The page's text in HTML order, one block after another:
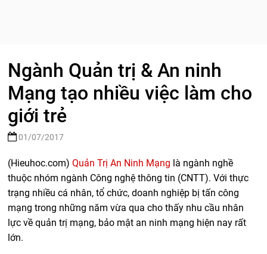
Ngành Quản trị & An ninh
Mạng tạo nhiều việc làm cho
giới trẻ
01/07/2017
(Hieuhoc.com)Quản Trị An Ninh Mạng là ngành nghề
thuộc nhóm ngành Công nghệ thông tin (CNTT). Với thực
trạng nhiều cá nhân, tổ chức, doanh nghiệp bị tấn công
mạng trong những năm vừa qua cho thấy nhu cầu nhân
lực về quản trị mạng, bảo mật an ninh mạng hiện nay rất
lớn.